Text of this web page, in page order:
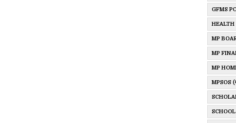
GFMS
HEALTH
MP
MP
MP
MPSOS